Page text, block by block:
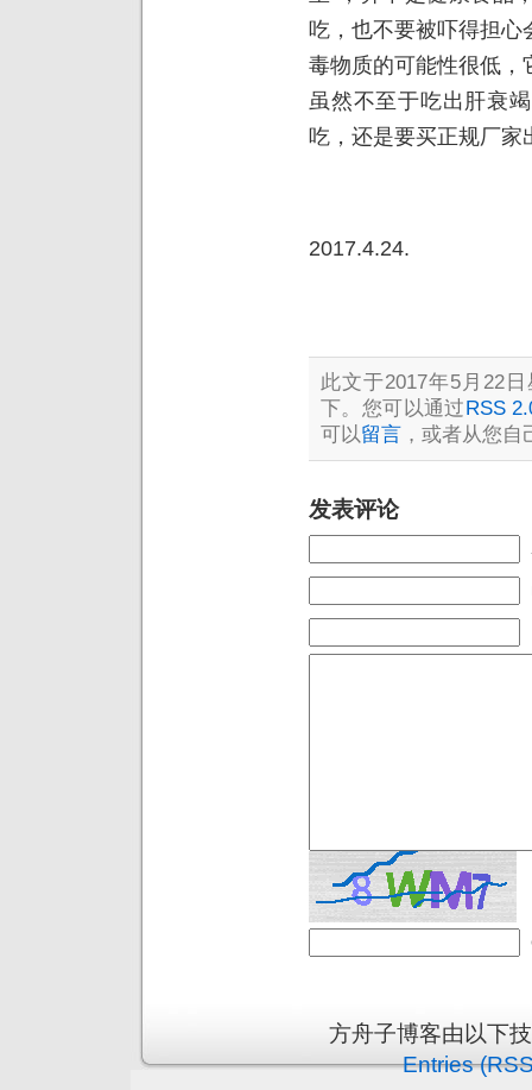
吃，也不要被吓得担心
毒物质的可能性很低，
虽然不至于吃出肝衰
吃，还是要买正规厂家
2017.4.24.
此文于2017年5月22
下。您可以通过 RSS
可以留言 ，或者从您自
发表评论
方舟子博客由以下
Entries